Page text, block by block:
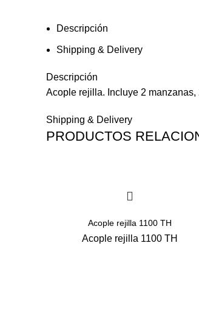
Descripción
Shipping & Delivery
Descripción
Acople rejilla. Incluye 2
Shipping & Delivery
PRODUCTOS
Acople rejilla 1100 TH
Acople rejilla 1100 TH